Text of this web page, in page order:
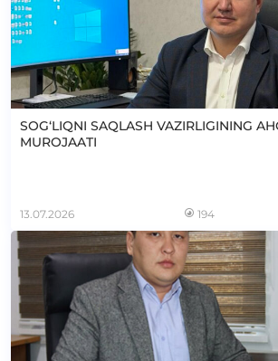
SOG‘LIQNI SAQLASH VAZIRLIGINING
MUROJAATI
13.07.2026 194